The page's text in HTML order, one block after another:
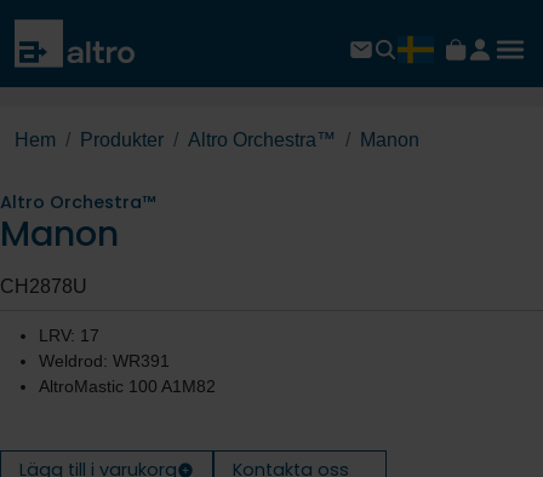
Hem Produkter Altro Orchestra™ Manon
Altro Orchestra™
Manon
CH2878U
LRV: 17
Weldrod: WR391
AltroMastic 100 A1M82
Lägg till i varukorg Kontakta oss